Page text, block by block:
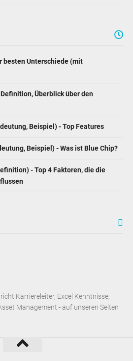
besten Unterschiede (mit
Überblick über den
Beispiel) - Top Features
Beispiel) - Was ist Blue Chip?
- Top 4 Faktoren, die die
Karriereleiter, Excel Kenntnisse,
Management - auf unseren Seiten